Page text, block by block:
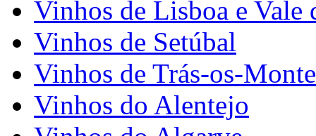
Vinhos de Lisboa e Vale
Vinhos de Setúbal
Vinhos de Trás-os-
Vinhos do Alentejo